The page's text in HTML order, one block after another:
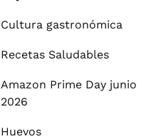
Cultura gastronómica
Recetas Saludables
Amazon Prime Day junio
2026
Huevos